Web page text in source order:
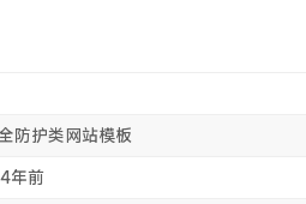
防护类网站模板
4年前